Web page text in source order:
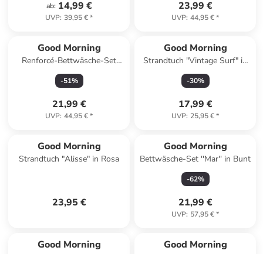
ab: 14,99 €
UVP: 39,95 €*
23,99 €
UVP: 44,95 €*
Good Morning
Renforcé-Bettwäsche-Set
"Madeleine" in Weiß/ Beige
-51%
21,99 €
UVP: 44,95 €*
Good Morning
Strandtuch "Vintage Surf" in
Bunt
-30%
17,99 €
UVP: 25,95 €*
Good Morning
Strandtuch "Alisse" in Rosa
23,95 €
Good Morning
Bettwäsche-Set ''Mar'' in Bunt
-62%
21,99 €
UVP: 57,95 €*
Good Morning Good Morning